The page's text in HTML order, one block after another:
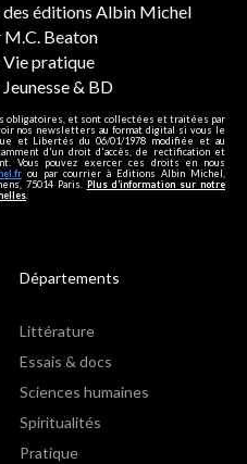
des éditions Albin Michel
M.C. Beaton
Vie pratique
& BD
obligatoires, et sont collectées et traitées par
nos newsletters au format digital si vous le
et Libertés du 06/01/1978 modifiée et au
d'un droit d'accès, de rectification et
Vous pouvez exercer ces droits en nous
ou par courrier à Editions Albin Michel,
75014 Paris. Plus d’information sur notre
.
Départements
Littérature
Essais & docs
Sciences humaines
Spiritualités
Pratique